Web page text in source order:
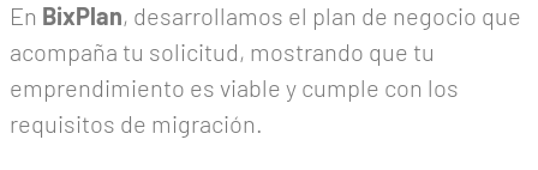
En BixPlan, desarrollamos el plan de negocio que
acompaña tu solicitud, mostrando que tu
emprendimiento es viable y cumple con los
requisitos de migración.